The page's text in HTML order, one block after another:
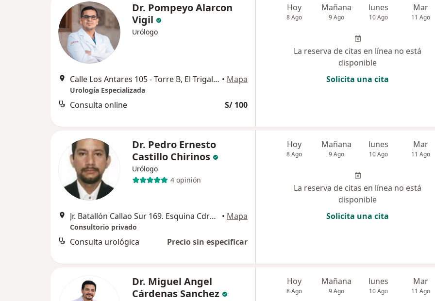
Dr. Pompeyo Alarcon
Vigil
Urólogo
Calle Los Antares 105 - Torre B, El Trigal, Surco, Surco • Mapa
Urología Especializada
Consulta online S/ 100
Hoy
8 Ago
Mañana
9 Ago
lunes
10 Ago
Mar
11 Ago
La reserva de citas en línea no está
disponible
Solicita una cita
Dr. Pedro Ernesto
Castillo Chirinos
Urólogo
4 opinión
Jr. Batallón Callao Sur 169. Esquina Cdra 15 Av. Caminos del Inca., Surco • Mapa
Consultorio privado
Consulta urológica Precio sin especificar
Hoy
8 Ago
Mañana
9 Ago
lunes
10 Ago
Mar
11 Ago
La reserva de citas en línea no está
disponible
Solicita una cita
Dr. Miguel Angel
Cárdenas Sanchez
Hoy
8 Ago
Mañana
9 Ago
lunes
10 Ago
Mar
11 Ago